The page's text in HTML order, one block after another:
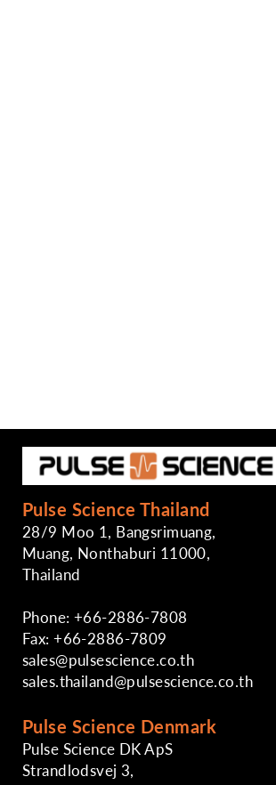
Pulse Science Thailand
28/9 Moo 1, Bangsrimuang,
Muang, Nonthaburi 11000,
Thailand
Phone: +66-2886-7808
Fax: +66-2886-7809
sales@pulsescience.co.th
sales.thailand@pulsescience.co.th
Pulse Science Denmark
Pulse Science DK ApS
Strandlodsvej 3,